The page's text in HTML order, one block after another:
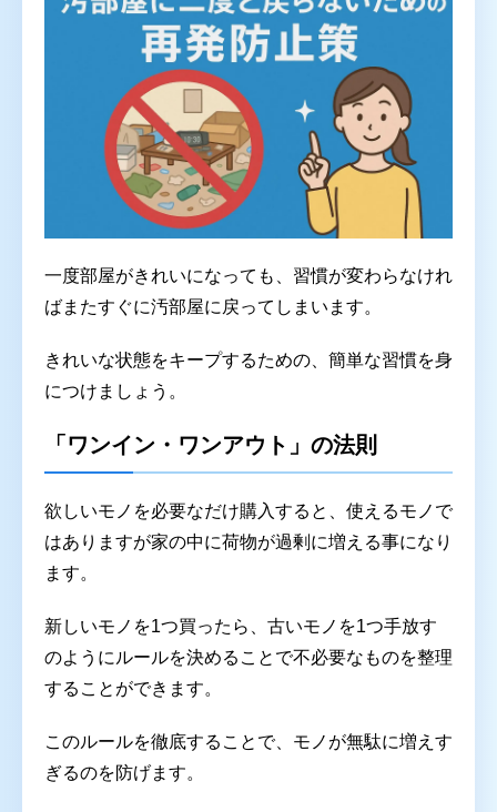
一度部屋がきれいになっても、習慣が変わらなけれ
ばまたすぐに汚部屋に戻ってしまいます。
きれいな状態をキープするための、簡単な習慣を身
につけましょう。
「ワンイン・ワンアウト」の法則
欲しいモノを必要なだけ購入すると、使えるモノで
はありますが家の中に荷物が過剰に増える事になり
ます。
新しいモノを1つ買ったら、古いモノを1つ手放す
のようにルールを決めることで不必要なものを整理
することができます。
このルールを徹底することで、モノが無駄に増えす
ぎるのを防げます。